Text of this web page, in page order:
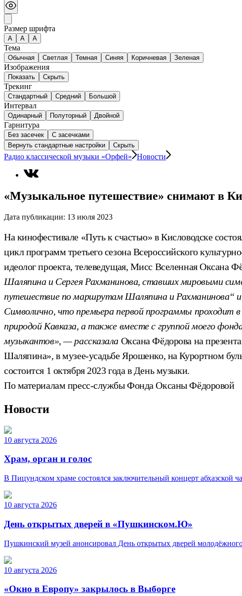
Размер шрифта
А A A
Тема
Обычная Светлая Темная Синяя Коричневая Зеленая
Изображения
Показать Скрыть
Трекинг
Стандартный Средний Большой
Интервал
Одинарный Полуторный Двойной
Гарнитура
Без засечек
С засечками
Вернуть стандартные настройки
Скрыть
Радио классической музыки «Орфей» Новости
«Музыкальное путешествие» снимают в
Дата публикации: 13 июля 2023
На кинофестивале «Путь к счастью» в Кисловодске
цикл программ третьего сезона Всероссийского
идеолог проекта, телеведущая, Мисс Вселенная Оксана
Шаляпина и Сергея Рахманинова, ставших мировыми
путешествие по маршрутам Шаляпина и Рахманинова“
Символично, что премьера первой программы проходит в
природой Кавказа, а также вместе с группой моего
музыкантов», — рассказала Оксана Фёдорова на
Шаляпина», в музее-усадьбе Ярошенко, на Курортном
состоится 1 октября 2023 года в День музыки.
По материалам пресс-службы Фонда Оксаны Фёдоровой
Новости
10 августа 2026
Храм, орган и голос
В Пицундском храме состоялся заключительный концерт
10 августа 2026
День открытых дверей в «Пушкинском.Ю»
Пушкинский музей анонсировал День открытых дверей
10 августа 2026
«Окно в Европу» закрылось в Выборге